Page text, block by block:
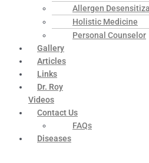
Allergen
Holistic Medicine
Personal Counselor
Gallery
Articles
Links
Dr. Roy
Videos
Contact Us
FAQs
Diseases